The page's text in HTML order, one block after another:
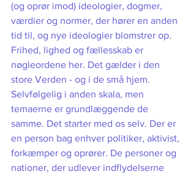
(og oprør imod) ideologier, dogmer,
værdier og normer, der hører en anden
tid til, og nye ideologier blomstrer op.
Frihed, lighed og fællesskab er
nøgleordene her. Det gælder i den
store Verden - og i de små hjem.
Selvfølgelig i anden skala, men
temaerne er grundlæggende de
samme. Det starter med os selv. Der er
en person bag enhver politiker, aktivist,
forkæmper og oprører. De personer og
nationer, der udlever indflydelserne